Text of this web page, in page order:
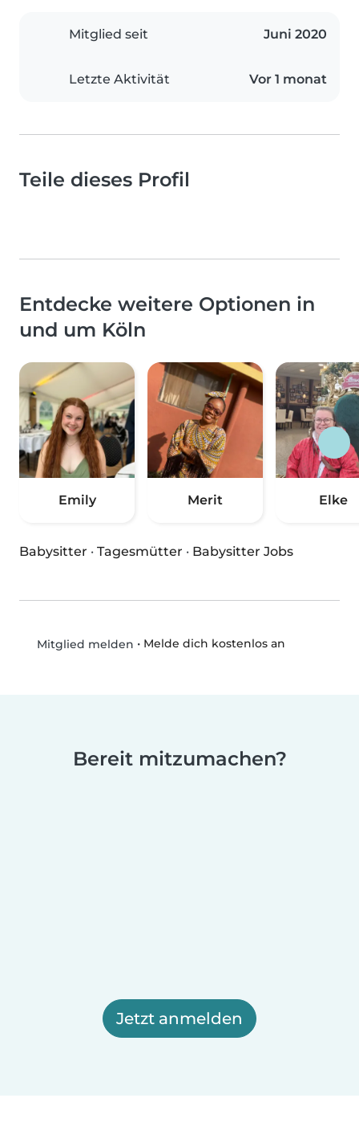
Mitglied seit Juni 2020
Letzte Aktivität Vor 1 monat
Teile dieses Profil
Entdecke weitere Optionen in
und um Köln
Emily Merit Elke
Babysitter · Tagesmütter · Babysitter Jobs
Mitglied melden • Melde dich kostenlos an
Bereit mitzumachen?
Jetzt anmelden